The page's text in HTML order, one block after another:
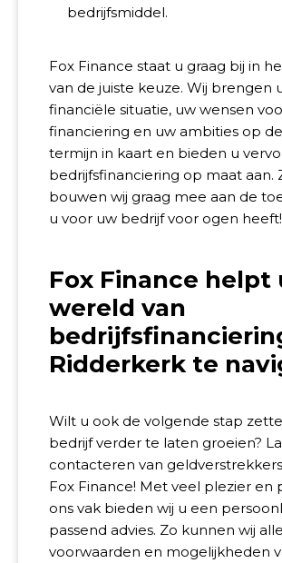
bedrijfsmiddel.
Fox Finance staat u graag bij in
van de juiste keuze. Wij brengen
financiële situatie, uw wensen
financiering en uw ambities op
termijn in kaart en bieden u
bedrijfsfinanciering op maat aan.
bouwen wij graag mee aan de
u voor uw bedrijf voor ogen heeft!
Fox Finance helpt
wereld van
Ridderkerk te
Wilt u ook de volgende stap
bedrijf verder te laten groeien?
contacteren van
Fox Finance! Met veel plezier en
ons vak bieden wij u een
passend advies. Zo kunnen wij alle
voorwaarden en mogelijkheden